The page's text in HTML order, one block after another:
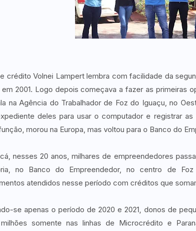
crédito Volnei Lampert lembra com facilidade da
2001. Logo depois começava a fazer as primeiras
na Agência do Trabalhador de Foz do Iguaçu, no
deles para usar o computador e registrar
morou na Europa, mas voltou para o Banco do
nesses 20 anos, milhares de empreendedores
no Banco do Empreendedor, no centro de
atendidos nesse período com créditos que
se apenas o período de 2020 e 2021, donos de
somente nas linhas de Microcrédito e